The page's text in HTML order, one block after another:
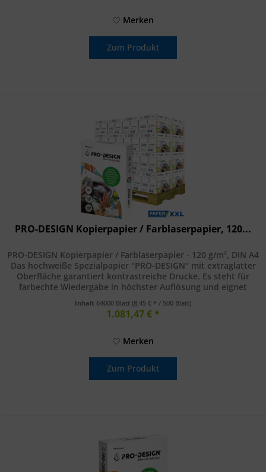
Merken
Zum Produkt
PRO-DESIGN Kopierpapier / Farblaserpapier, 120...
PRO-DESIGN Kopierpapier / Farblaserpapier - 120 g/m², DIN A4
Das hochweiße Spezialpapier "PRO-DESIGN" mit extraglatter
Oberfläche garantiert kontrastreiche Drucke. Es steht für
farbechte Wiedergabe in höchster Auflösung und eignet
Inhalt 64000 Blatt (8,45 € * / 500 Blatt)
1.081,47 € *
Merken
Zum Produkt